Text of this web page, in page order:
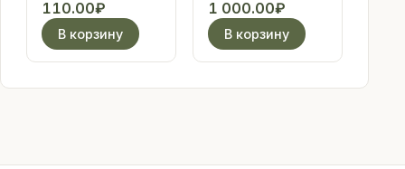
жены в
ассортименте
110.00₽
В корзину
1 000.00₽
В корзину